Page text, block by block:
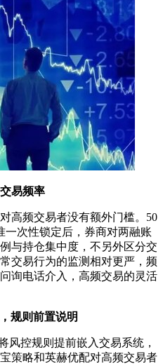
易频率
高频交易者没有额外门槛。50
一次性锁定后，券商对两融账
与持仓集中度，不另外区分交
交易行为的监测相对更严，频
询电话介入，高频交易的灵活
规则前置说明
风控规则提前嵌入交易系统，
策略和英赫优配对高频交易者